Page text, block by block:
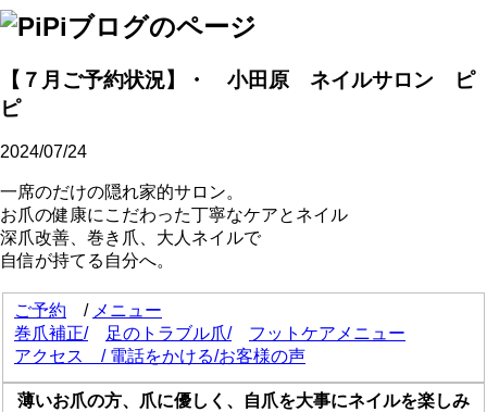
【７月ご予約状況】・ 小田原 ネイルサロン ピ
ピ
2024/07/24
一席のだけの隠れ家的サロン。
お爪の健康にこだわった丁寧なケアとネイル
深爪改善、巻き爪、大人ネイルで
自信が持てる自分へ。
ご予約 / メニュー
巻爪補正/ 足のトラブル爪/
フットケアメニュー
アクセス
/ 電話をかける/お客様の声
薄いお爪の方、爪に優しく、自爪を大事にネイルを楽しみ